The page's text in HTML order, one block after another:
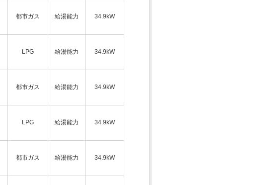
都市ガス 給湯能力 34.9kW
LPG 給湯能力 34.9kW
都市ガス 給湯能力 34.9kW
LPG 給湯能力 34.9kW
都市ガス 給湯能力 34.9kW